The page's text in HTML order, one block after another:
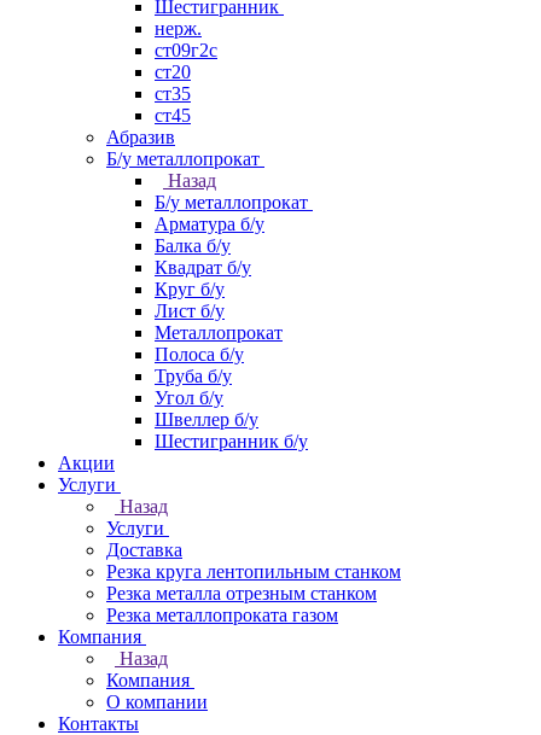
Шестигранник
нерж.
ст09г2с
ст20
ст35
ст45
Абразив
Б/у металлопрокат
Назад
Б/у металлопрокат
Арматура б/у
Балка б/у
Квадрат б/у
Круг б/у
Лист б/у
Металлопрокат
Полоса б/у
Труба б/у
Угол б/у
Швеллер б/у
Шестигранник б/у
Акции
Услуги
Назад
Услуги
Доставка
Резка круга лентопильным станком
Резка металла отрезным станком
Резка металлопроката газом
Компания
Назад
Компания
О компании
Контакты